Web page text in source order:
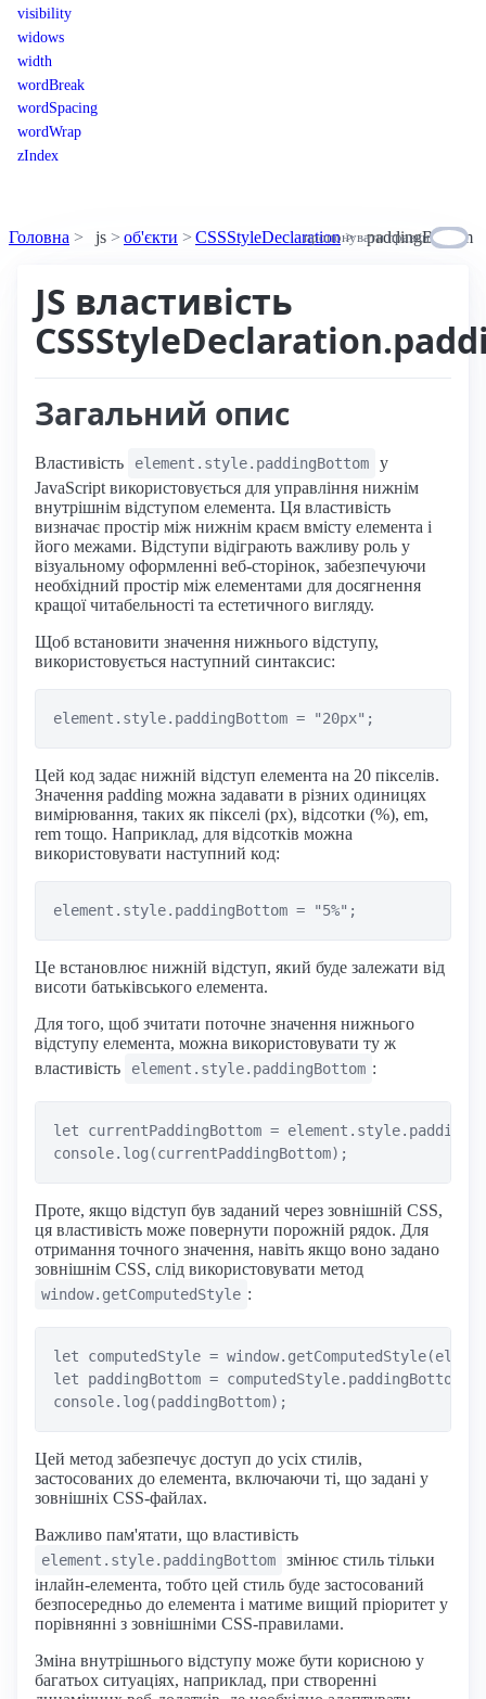
visibility
widows
width
wordBreak
wordSpacing
wordWrap
zIndex
Головна js об'єкти CSSStyleDeclaration paddingBottom
пропонувати правки
JS властивість
Загальний опис
Властивість element.style.paddingBottom
у
JavaScript використовується для управління нижнім
внутрішнім відступом елемента. Ця властивість
визначає простір між нижнім краєм вмісту елемента і
його межами. Відступи відіграють важливу роль у
візуальному оформленні веб-сторінок, забезпечуючи
необхідний простір між елементами для досягнення
кращої читабельності та естетичного вигляду.
Щоб встановити значення нижнього відступу,
використовується наступний синтаксис:
Цей код задає нижній відступ елемента на 20 пікселів.
Значення padding можна задавати в різних одиницях
вимірювання, таких як пікселі (px), відсотки (%), em,
rem тощо. Наприклад, для відсотків можна
використовувати наступний код:
Це встановлює нижній відступ, який буде залежати від
висоти батьківського елемента.
Для того, щоб зчитати поточне значення нижнього
відступу елемента, можна використовувати ту ж
властивість
element.style.paddingBottom :
let currentPaddingBottom =
Проте, якщо відступ був заданий через зовнішній CSS,
ця властивість може повернути порожній рядок. Для
отримання точного значення, навіть якщо воно задано
зовнішнім CSS, слід використовувати метод
window.getComputedStyle :
let computedStyle =
let paddingBottom = computedStyle.paddingBottom;
Цей метод забезпечує доступ до усіх стилів,
застосованих до елемента, включаючи ті, що задані у
зовнішніх CSS-файлах.
Важливо пам'ятати, що властивість
element.style.paddingBottom
змінює стиль тільки
інлайн-елемента, тобто цей стиль буде застосований
безпосередньо до елемента і матиме вищий пріоритет у
порівнянні з зовнішніми CSS-правилами.
Зміна внутрішнього відступу може бути корисною у
багатьох ситуаціях, наприклад, при створенні